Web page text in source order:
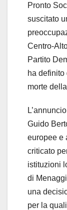
Pronto
suscitato
Centro-
Partito
ha definito
morte
Guido
europee e
criticato
istituzioni
di
una
per la